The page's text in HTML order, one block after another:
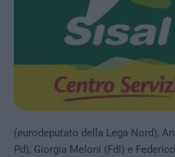
(eurodeputato della Lega Nord),
Pd), Giorgia Meloni (FdI) e